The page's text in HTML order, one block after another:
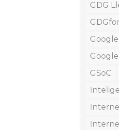
GDG
GSoC